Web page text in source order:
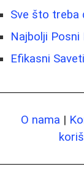
Sve što treba
Najbolji
Efikasni
O nama |